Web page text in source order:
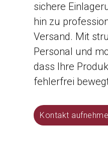
sichere
hin zu
Versand. Mit
Personal und
dass Ihre
fehlerfrei
Kontakt